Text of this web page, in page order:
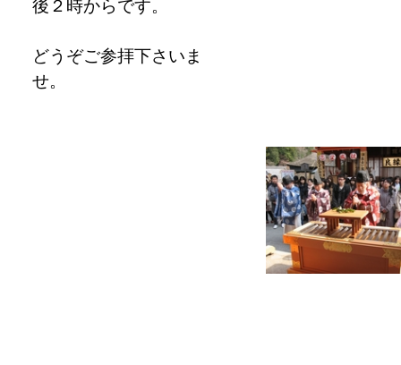
後２時からです。
どうぞご参拝下さいま